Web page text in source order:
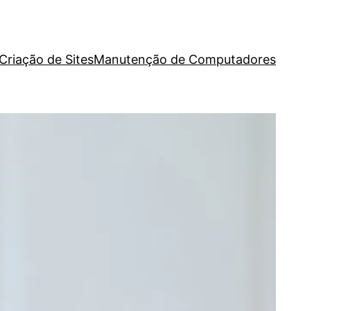
Criação de SitesManutenção de Computadores